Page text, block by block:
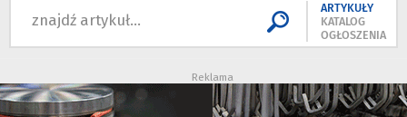
ARTYKUŁY
KATALOG
OGŁOSZENIA
Reklama